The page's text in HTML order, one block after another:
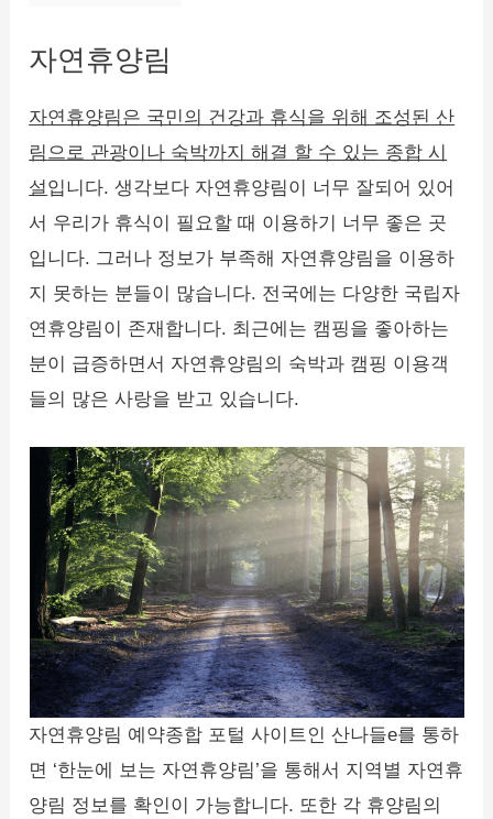
자연휴양림
자연휴양림은 국민의 건강과 휴식을 위해 조성된 산
림으로 관광이나 숙박까지 해결 할 수 있는 종합 시
설 입니다. 생각보다 자연휴양림이 너무 잘되어 있어
서 우리가 휴식이 필요할 때 이용하기 너무 좋은 곳
입니다. 그러나 정보가 부족해 자연휴양림을 이용하
지 못하는 분들이 많습니다. 전국에는 다양한 국립자
연휴양림이 존재합니다. 최근에는 캠핑을 좋아하는
분이 급증하면서 자연휴양림의 숙박과 캠핑 이용객
들의 많은 사랑을 받고 있습니다.
자연휴양림 예약종합 포털 사이트인 산나들e를 통하
면 ‘한눈에 보는 자연휴양림’을 통해서 지역별 자연휴
양림 정보를 확인이 가능합니다. 또한 각 휴양림의